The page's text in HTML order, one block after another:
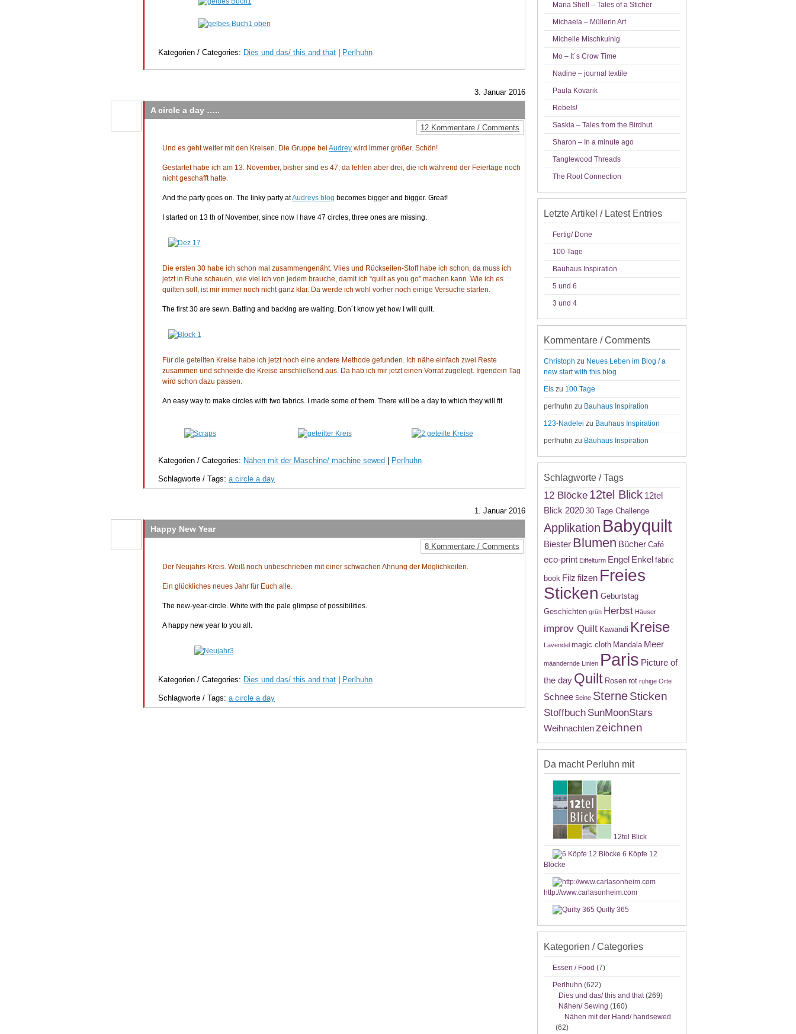
Maria Shell – Tales of a Sticher
Michaela – Müllerin Art
Michelle Mischkulnig
Mo – It´s Crow Time
Nadine – journal textile
Paula Kovarik
Rebels!
Saskia – Tales from the Birdhut
Sharon – In a minute ago
Tanglewood Threads
The Root Connection
Letzte Artikel / Latest Entries
Fertig/ Done
100 Tage
Bauhaus Inspiration
5 und 6
3 und 4
Kommentare / Comments
Christoph zu Neues Leben im Blog / a
new start with this blog
Els zu 100 Tage
perlhuhn zu Bauhaus Inspiration
123-Nadelei zu Bauhaus Inspiration
perlhuhn zu Bauhaus Inspiration
Schlagworte / Tags
12 Blöcke 12tel Blick 12tel
Blick 2020 30 Tage Challenge
Applikation Babyquilt
Biester Blumen Bücher Café
eco-print Eiffelturm Engel Enkel fabric
book Filz filzen Freies
Sticken Geburtstag
Geschichten grün Herbst Häuser
improv Quilt Kawandi Kreise
Lavendel magic cloth Mandala Meer
mäandernde Linien Paris Picture of
the day Quilt Rosen rot ruhige Orte
Schnee Seine SterneSticken
Stoffbuch SunMoonStars
Weihnachten zeichnen
Da macht Perluhn mit
12tel Blick
6 Köpfe 12
Blöcke
http://www.carlasonheim.com
Quilty 365
Kategorien / Categories
Essen / Food (7)
Perlhuhn (622)
Dies und das/ this and that(269)
Nähen/ Sewing (160)
Nähen mit der Hand/ handsewed
(62)
Kategorien / Categories: Dies und das/ this and that Perlhuhn
3. Januar 2016
A circle a day …..
12 Kommentare / Comments
Und es geht weiter mit den Kreisen. Die Gruppe bei Audrey wird immer größer. Schön!
Gestartet habe ich am 13. November, bisher sind es 47, da fehlen aber drei, die ich während der Feiertage noch
nicht geschafft hatte.
And the party goes on. The linky party atAudreys blog becomes bigger and bigger. Great!
I started on 13 th of November, since now I have 47 circles, three ones are missing.
Die ersten 30 habe ich schon mal zusammengenäht. Vlies und Rückseiten-Stoff habe ich schon, da muss ich
jetzt in Ruhe schauen, wie viel ich von jedem brauche, damit ich “quilt as you go” machen kann. Wie ich es
quilten soll, ist mir immer noch nicht ganz klar. Da werde ich wohl vorher noch einige Versuche starten.
The first 30 are sewn. Batting and backing are waiting. Don´t know yet how I will quilt.
Für die geteilten Kreise habe ich jetzt noch eine andere Methode gefunden. Ich nähe einfach zwei Reste
zusammen und schneide die Kreise anschließend aus. Da hab ich mir jetzt einen Vorrat zugelegt. Irgendein Tag
wird schon dazu passen.
An easy way to make circles with two fabrics. I made some of them. There will be a day to which they will fit.
Kategorien / Categories: Nähen mit der Maschine/ machine sewed Perlhuhn
Schlagworte / Tags: a circle a day
1. Januar 2016
Happy New Year
8 Kommentare / Comments
Der Neujahrs-Kreis. Weiß noch unbeschrieben mit einer schwachen Ahnung der Möglichkeiten.
Ein glückliches neues Jahr für Euch alle.
The new-year-circle. White with the pale glimpse of possibilities.
A happy new year to you all.
Kategorien / Categories: Dies und das/ this and that Perlhuhn
Schlagworte / Tags: a circle a day